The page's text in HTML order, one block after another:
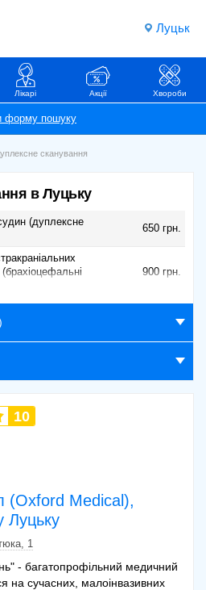
Луцьк
Лікарі Акції Хвороби
сканування
в Луцьку
(дуплексне
650 грн.
900 грн.
кінцівок
1000 грн.
нижньої
(Oxford Medical),
Луцьку
10
1
- багатопрофільний медичний
на сучасних, малоінвазивних